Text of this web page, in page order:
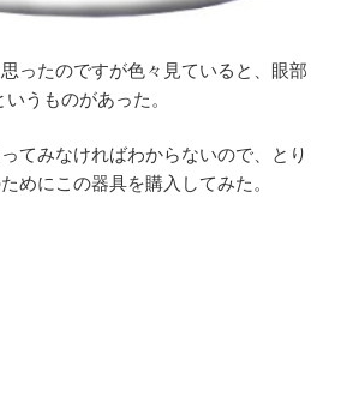
ったのですが色々見ていると、眼部
うものがあった。
てみなければわからないので、とり
めにこの器具を購入してみた。